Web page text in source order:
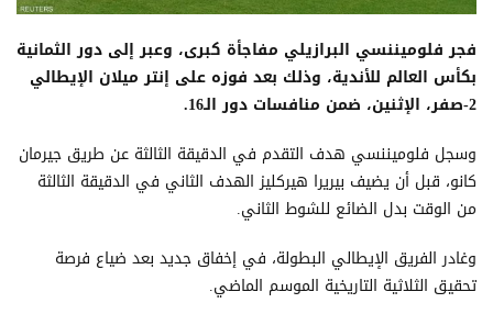
فجر فلوميننسي البرازيلي مفاجأة كبرى، وعبر إلى دور الثمانية
بكأس العالم للأندية، وذلك بعد فوزه على إنتر ميلان الإيطالي
2-صفر، الإثنين، ضمن منافسات دور الـ16.
وسجل فلوميننسي هدف التقدم في الدقيقة الثالثة عن طريق جيرمان
كانو، قبل أن يضيف بيريرا هيركليز الهدف الثاني في الدقيقة الثالثة
من الوقت بدل الضائع للشوط الثاني.
وغادر الفريق الإيطالي البطولة، في إخفاق جديد بعد ضياع فرصة
تحقيق الثلاثية التاريخية الموسم الماضي.